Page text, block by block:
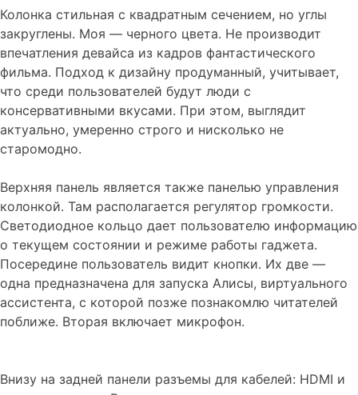
Колонка стильная с квадратным сечением, но углы
закруглены. Моя — черного цвета. Не производит
впечатления девайса из кадров фантастического
фильма. Подход к дизайну продуманный, учитывает,
что среди пользователей будут люди с
консервативными вкусами. При этом, выглядит
актуально, умеренно строго и нисколько не
старомодно.
Верхняя панель является также панелью управления
колонкой. Там располагается регулятор громкости.
Светодиодное кольцо дает пользователю информацию
о текущем состоянии и режиме работы гаджета.
Посередине пользователь видит кнопки. Их две —
одна предназначена для запуска Алисы, виртуального
ассистента, с которой позже познакомлю читателей
поближе. Вторая включает микрофон.
Внизу на задней панели разъемы для кабелей: HDMI и